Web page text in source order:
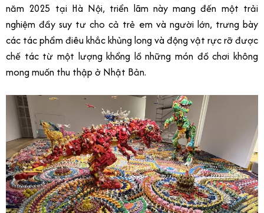
năm 2025 tại Hà Nội, triển lãm này mang đến một trải
nghiệm đầy suy tư cho cả trẻ em và người lớn, trưng bày
các tác phẩm điêu khắc khủng long và động vật rực rỡ được
chế tác từ một lượng khổng lồ những món đồ chơi không
mong muốn thu thập ở Nhật Bản.